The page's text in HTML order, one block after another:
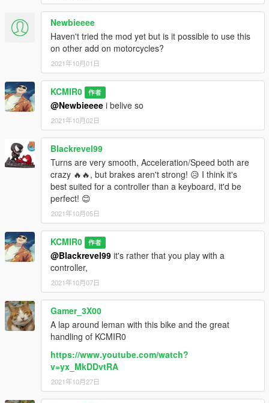
Newbieeee
Haven't tried the mod yet but is it possible to use this
on other add on motorcycles?
2021年10月01日
KCMIR0 作者
@Newbieeee i belive so
2021年10月02日
Blackrevel99
Turns are very smooth, Acceleration/Speed both are
crazy 🔥🔥, but brakes aren't strong! 😥 I think it's
best suited for a controller than a keyboard, it'd be
perfect! 😊
2021年10月05日
KCMIR0 作者
@Blackrevel99 it's rather that you play with a
controller,
2021年10月07日
Gamer_3X00
A lap around leman with this bike and the great
handling of KCMIR0
https://www.youtube.com/watch?
v=yx_MkDDvtRA
2021年10月27日